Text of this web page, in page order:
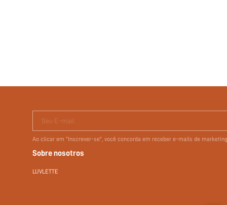
Seu E-mail
Ao clicar em "Inscrever-se", você concorda em receber e-mails de
Sobre nosotros
LUVLETTE